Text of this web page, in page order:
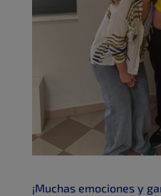
¡Muchas emociones y